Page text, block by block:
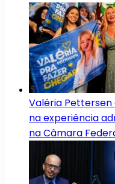
Valéria
na experiência
na Câmara